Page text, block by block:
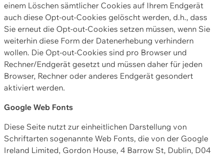
einem Löschen sämtlicher Cookies auf Ihrem Endgerät
auch diese Opt-out-Cookies gelöscht werden, d.h., dass
Sie erneut die Opt-out-Cookies setzen müssen, wenn Sie
weiterhin diese Form der Datenerhebung verhindern
wollen. Die Opt-out-Cookies sind pro Browser und
Rechner/Endgerät gesetzt und müssen daher für jeden
Browser, Rechner oder anderes Endgerät gesondert
aktiviert werden.
Google Web Fonts
Diese Seite nutzt zur einheitlichen Darstellung von
Schriftarten sogenannte Web Fonts, die von der Google
Ireland Limited, Gordon House, 4 Barrow St, Dublin, D04